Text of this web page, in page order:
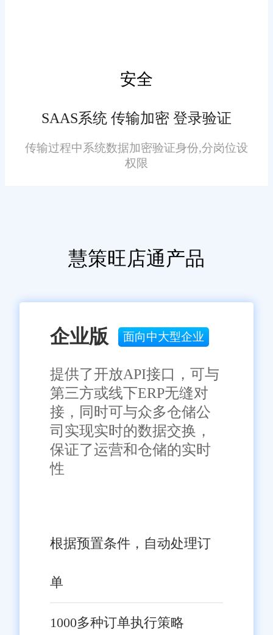
佛山旺店通在线订单系统具
速处理大量订单数据，避免超
持多种订单处理方式，包括普通
订单、预售订单、拼团订单等，
扩展性，支持企业根据实际需求
订单状态、商品类型、客户类型
自己的需要进行自定义设置。
稳定可靠：
佛山旺店通在线订单系统采
用了先进的技术架构和安全措
施，确保系统的稳定性和数据的
可靠性。企业可以放心使用系统
四、实际应用案例
佛山某知名电商企业引入旺
店通在线订单系统后，其订单处
提升了20%。同时，通过系统提
安全
SAAS系统 传输加密 登录验证
传输过程中系统数据加密验证身份,分岗位设
权限
慧策旺店通产品
企业版 面向中大型企业
提供了开放API接口，可与
第三方或线下ERP无缝对
接，同时可与众多仓储公
司实现实时的数据交换，
保证了运营和仓储的实时
性
根据预置条件，自动处理订
单
1000多种订单执行策略